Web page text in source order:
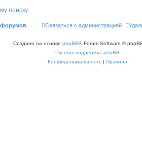
поиску
Связаться с администрацией
Создано на основе phpBB® Forum Software ©
Русская поддержка phpBB
Конфиденциальность | Правила